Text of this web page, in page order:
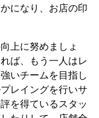
になり、お店の印
上に努めましょ
ば、もう一人はレ
いチームを目指し
レイングを行いサ
を得ているスタッ